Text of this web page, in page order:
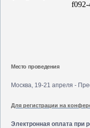
Место проведения
Москва, 19-21 апреля -
Для регистрации на
Электронная оплата при